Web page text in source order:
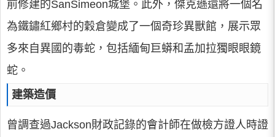
前修建的SanSimeon城堡。此外，傑克遜還將一個名
為鐵鏽紅鄉村的穀倉變成了一個奇珍異獸館，展示眾
多來自異國的毒蛇，包括緬甸巨蟒和孟加拉獨眼眼鏡
蛇。
建築造價
曾調查過Jackson財政記錄的會計師在做檢方證人時證